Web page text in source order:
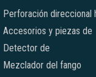
Perforación direccional
Accesorios y piezas de
Detector de
Mezclador del fango